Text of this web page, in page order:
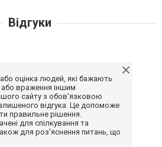
Відгуки
оцінка людей, які бажають
враження іншим
сайту з обов'язковою
відгука. Це допоможе
правильне рішення.
для спілкування та
для роз'яснення питань, що